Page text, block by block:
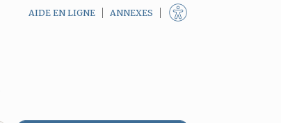
AIDE EN LIGNE ANNEXES